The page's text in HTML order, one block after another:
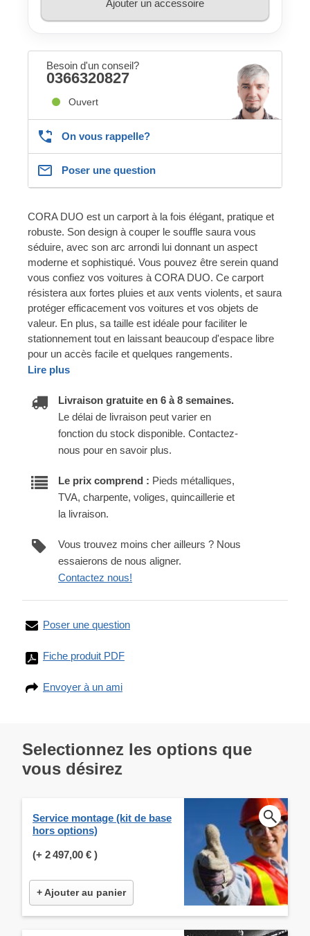
Ajouter un accessoire
Besoin d'un conseil?
0366320827
Ouvert
On vous rappelle?
Poser une question
CORA DUO est un carport à la fois élégant, pratique et
robuste. Son design à couper le souffle saura vous
séduire, avec son arc arrondi lui donnant un aspect
moderne et sophistiqué. Vous pouvez être serein quand
vous confiez vos voitures à CORA DUO. Ce carport
résistera aux fortes pluies et aux vents violents, et saura
protéger efficacement vos voitures et vos objets de
valeur. En plus, sa taille est idéale pour faciliter le
stationnement tout en laissant beaucoup d'espace libre
pour un accès facile et quelques rangements.
Lire plus
Livraison gratuite en 6 à 8 semaines.
Le délai de livraison peut varier en
fonction du stock disponible. Contactez-
nous pour en savoir plus.
Le prix comprend : Pieds métalliques,
TVA, charpente, voliges, quincaillerie et
la livraison.
Vous trouvez moins cher ailleurs ? Nous
essaierons de nous aligner.
Contactez nous!
Poser une question
Fiche produit PDF
Envoyer à un ami
Selectionnez les options que
vous désirez
Service montage (kit de base
hors options)
(+ 2 497,00 € )
+ Ajouter au panier